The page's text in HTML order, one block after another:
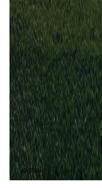
Wigan Athletic
Barnsley
1 1
23 nov2024
Barnsley
Wigan Athletic
0 1
Gelijk (4)80%
Wigan Athletic (1)
20%
Voetbal